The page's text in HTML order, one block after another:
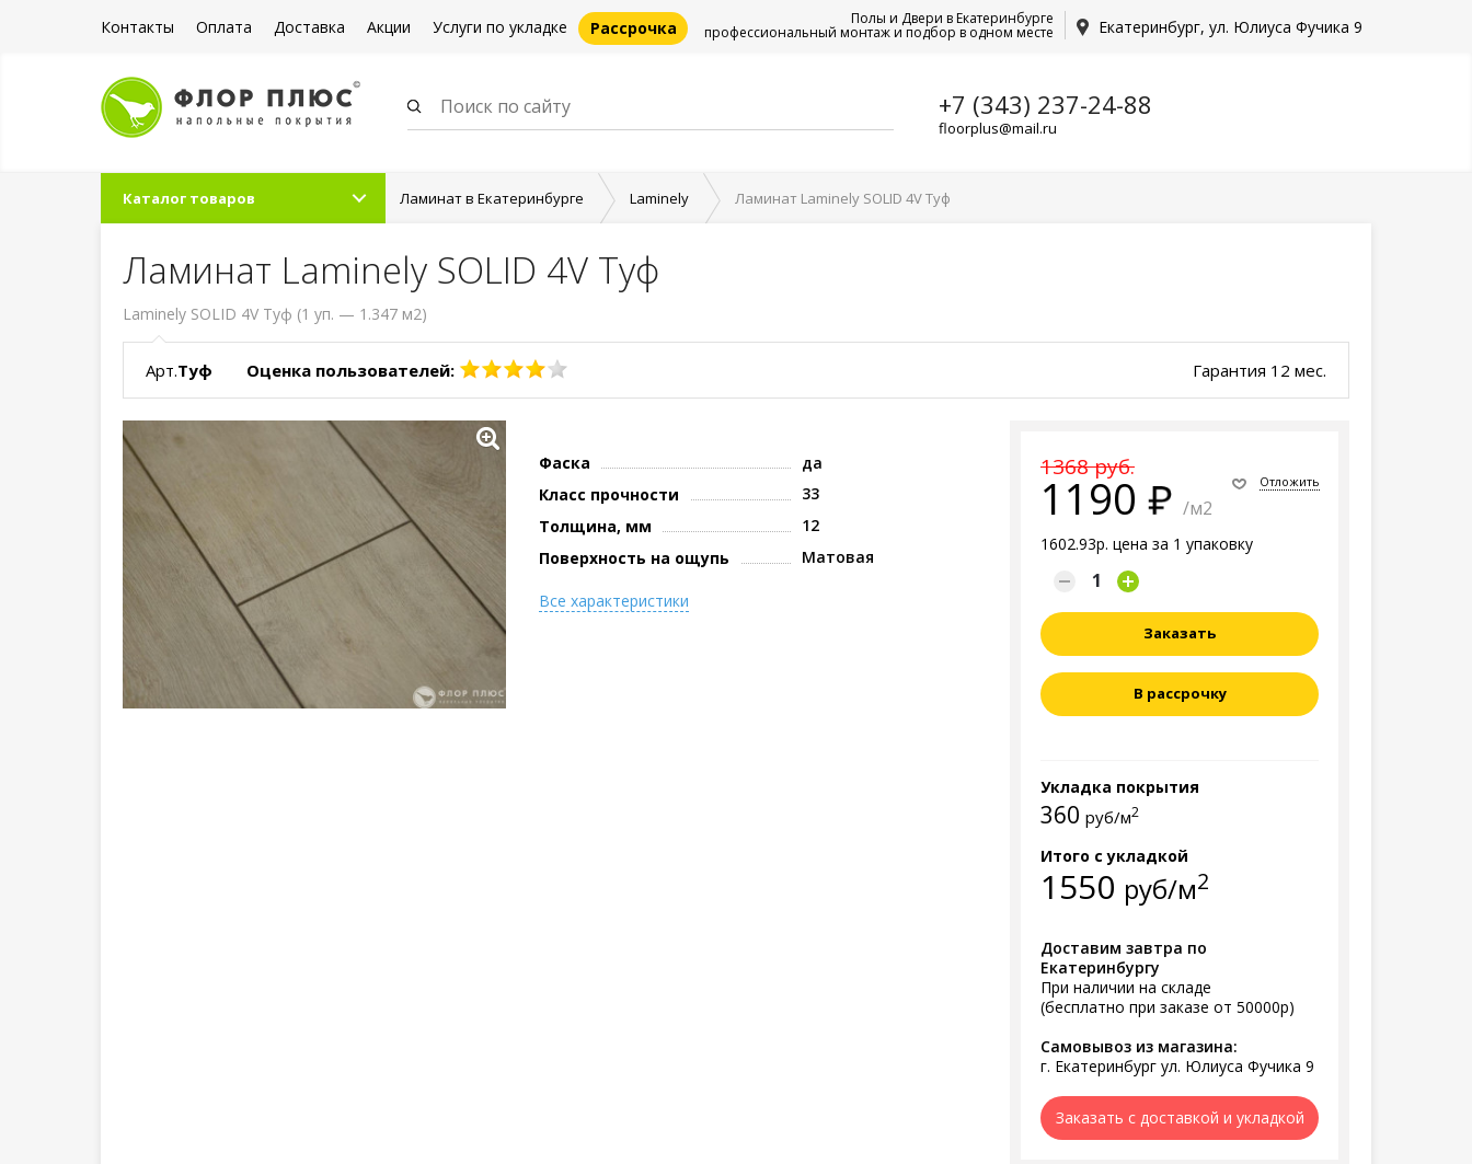
Контакты Оплата Доставка Акции Услуги по укладке Рассрочка Екатеринбург, ул. Юлиуса Фучика 9
Полы и Двери в Екатеринбурге
профессиональный монтаж и подбор в одном месте
+7 (343) 237-24-88
floorplus@mail.ru
Каталог товаров Ламинат в Екатеринбурге Laminely Ламинат Laminely SOLID 4V Туф
Ламинат Laminely SOLID 4V Туф
Laminely SOLID 4V Туф (1 уп. — 1.347 м2)
Арт.Туф Оценка пользователей: Гарантия 12 мес.
1368 руб.
1190 /м2
1602.93р. цена за 1 упаковку
Отложить
Заказать
В рассрочку
Укладка покрытия
360 руб/м2
Итого с укладкой
1550 руб/м2
Доставим завтра по
Екатеринбургу
При наличии на складе
(бесплатно при заказе от 50000р)
Самовывоз из магазина:
г. Екатеринбург ул. Юлиуса Фучика 9
Заказать с доставкой и укладкой
Фаска
да
Класс прочности
33
Толщина, мм
12
Поверхность на ощупь
Матовая
Все характеристики